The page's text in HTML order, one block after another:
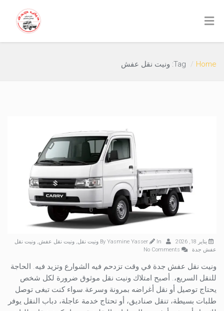
Home Tag: ونيت نقل عفش
يناير 18, 2026 Yasmine Yasser In ونيت نقل, ونيت نقل عفش, ونيت نقل
عفش جدة
ونيت نقل عفش جدة في وقت تزدحم فيه الشوارع وتزيد فيه. الحاجة
للنقل السريع،. أصبح امتلاك ونيت نقل موثوق ضرورة لكل شخص
يحتاج توصيل أو نقل أغراضه بمرونة وسرعة.سواء كنت تبغى توصل
طلبات بسيطة، تنقل صناديق، أو تحتاج خدمة عاجلة، دباب النقل يوفر